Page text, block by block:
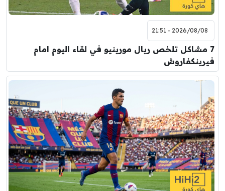
2026/08/08 - 21:51
7 مشاكل تلخص ريال مورينيو في لقاء اليوم امام
فيرينكفاروش